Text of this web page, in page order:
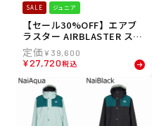
SALE ジュニア
【セール30%OFF】エアブ
ラスター AIRBLASTER スノ
ボー スノボ スノーボード ウ
ェア ビブパンツ つなぎ YOU
TH FREEDOM SUIT AB26Y
SUI-1035 ジュニア キッズ
子ども 男の子 女の子 25-26
¥ 39,600
¥27,720税込